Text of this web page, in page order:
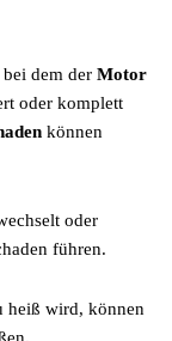
dem der Motor
oder komplett
können
oder
führen.
heiß wird, können